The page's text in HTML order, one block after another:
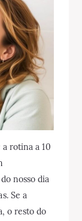
rotina a 10
nosso dia
Se a
o resto do